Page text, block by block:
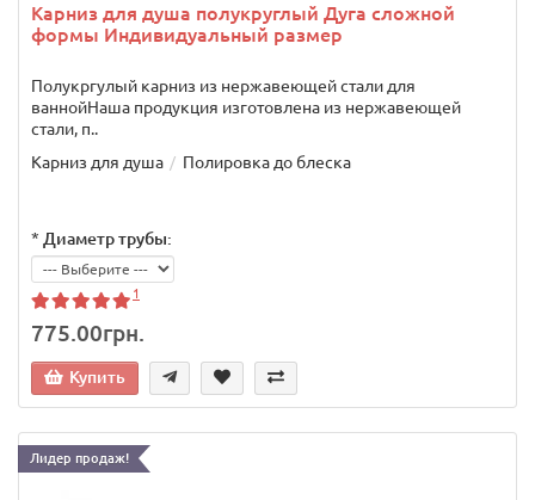
Карниз для душа полукруглый Дуга сложной
формы Индивидуальный размер
Полукргулый карниз из нержавеющей стали для
ваннойНаша продукция изготовлена из нержавеющей
стали, п..
Карниз для душа
Полировка до блеска
* Диаметр трубы:
1
775.00грн.
Купить
Лидер продаж!